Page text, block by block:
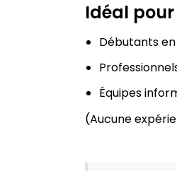
Idéal pour
Débutants
Équipes
(Aucune